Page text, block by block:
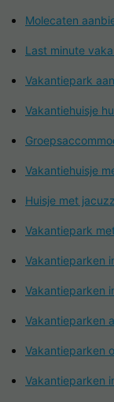
Molecaten
Last minute
Vakantiepark
Vakantiehuisje
Vakantiehuisje
Huisje met
Vakantiepark
Vakantieparken
Vakantieparken
Vakantieparken
Vakantieparken
Vakantieparken